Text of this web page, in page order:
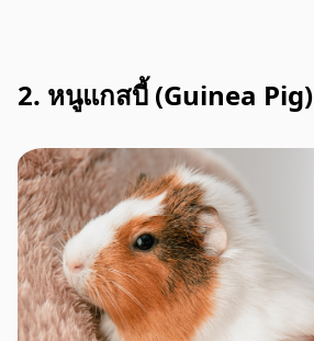
2. หนูแกสบี้ (Guinea Pig)